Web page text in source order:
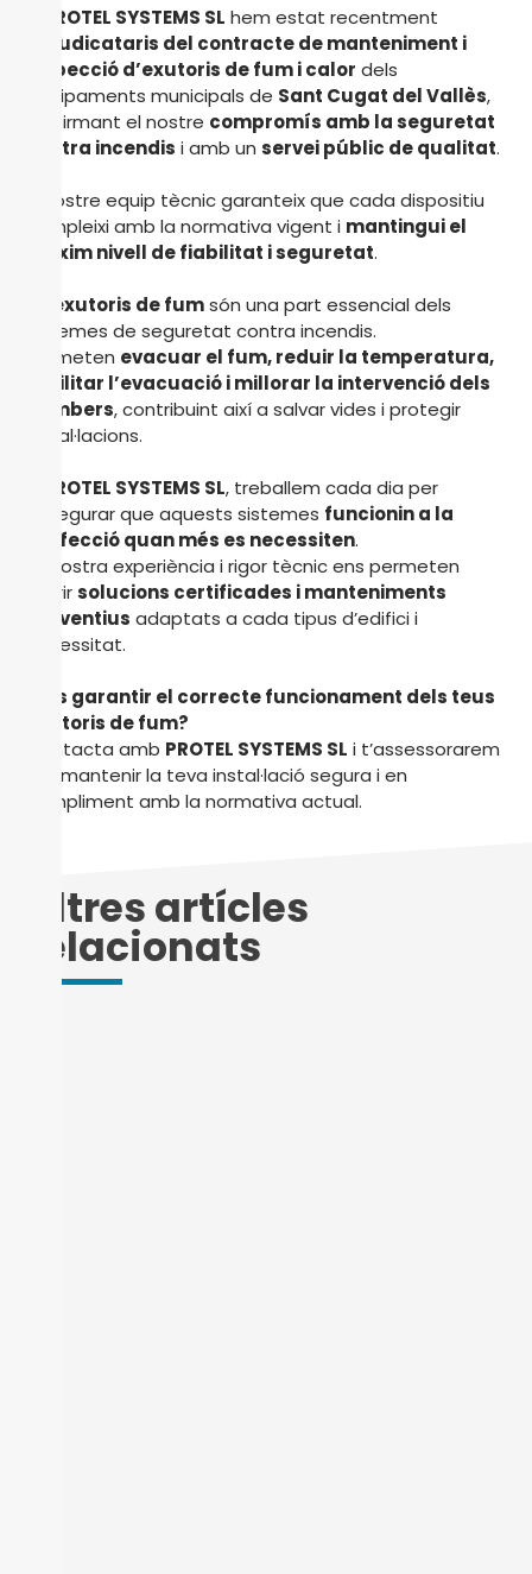
PROTEL SYSTEMS SL hem estat recentment
adjudicataris del contracte de manteniment i
inspecció d’exutoris de fum i calor dels
equipaments municipals de Sant Cugat del Vallès,
reafirmant el nostre compromís amb la seguretat
contra incendis i amb unservei públic de qualitat.
El nostre equip tècnic garanteix que cada dispositiu
compleixi amb la normativa vigent i mantingui el
màxim nivell de fiabilitat i seguretat.
exutoris de fumsón una part essencial dels
sistemes de seguretat contra incendis.
Permeten evacuar el fum, reduir la temperatura,
facilitar l’evacuació i millorar la intervenció dels
bombers, contribuint així a salvar vides i protegir
instal·lacions.
PROTEL SYSTEMS SL, treballem cada dia per
assegurar que aquests sistemes funcionin a la
perfecció quan més es necessiten.
La nostra experiència i rigor tècnic ens permeten
oferirsolucions certificades i manteniments
preventius adaptats a cada tipus d’edifici i
necessitat.
Vols garantir el correcte funcionament dels teus
exutoris de fum?
Contacta amb PROTEL SYSTEMS SL i t’assessorarem
per mantenir la teva instal·lació segura i en
compliment amb la normativa actual.
Altres artícles
relacionats